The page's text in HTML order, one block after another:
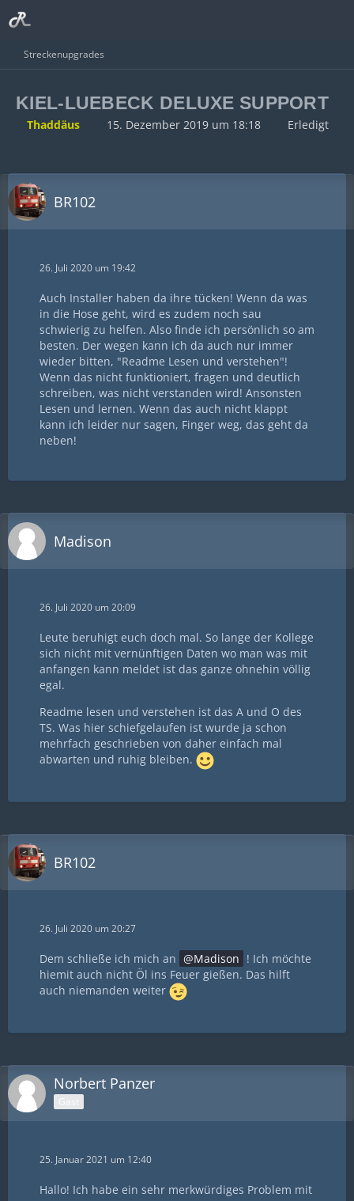
Streckenupgrades
KIEL-LUEBECK DELUXE SUPPORT
Thaddäus 15. Dezember 2019 um 18:18 Erledigt
BR102
26. Juli 2020 um 19:42
Auch Installer haben da ihre tücken! Wenn da was
in die Hose geht, wird es zudem noch sau
schwierig zu helfen. Also finde ich persönlich so am
besten. Der wegen kann ich da auch nur immer
wieder bitten, "Readme Lesen und verstehen"!
Wenn das nicht funktioniert, fragen und deutlich
schreiben, was nicht verstanden wird! Ansonsten
Lesen und lernen. Wenn das auch nicht klappt
kann ich leider nur sagen, Finger weg, das geht da
neben!
Madison
26. Juli 2020 um 20:09
Leute beruhigt euch doch mal. So lange der Kollege
sich nicht mit vernünftigen Daten wo man was mit
anfangen kann meldet ist das ganze ohnehin völlig
egal.
Readme lesen und verstehen ist das A und O des
TS. Was hier schiefgelaufen ist wurde ja schon
mehrfach geschrieben von daher einfach mal
abwarten und ruhig bleiben.
BR102
26. Juli 2020 um 20:27
Dem schließe ich mich an Madison ! Ich möchte
hiemit auch nicht Öl ins Feuer gießen. Das hilft
auch niemanden weiter
Norbert Panzer
Gast
25. Januar 2021 um 12:40
Hallo! Ich habe ein sehr merkwürdiges Problem mit